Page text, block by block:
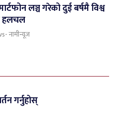
लञ्च गरेको दुई बर्षमै विश्व
हलचल
नामीन्यूज
गर्नुहोस्